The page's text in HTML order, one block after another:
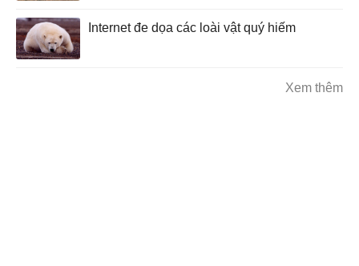
Internet đe dọa các loài vật quý hiếm
Xem thêm